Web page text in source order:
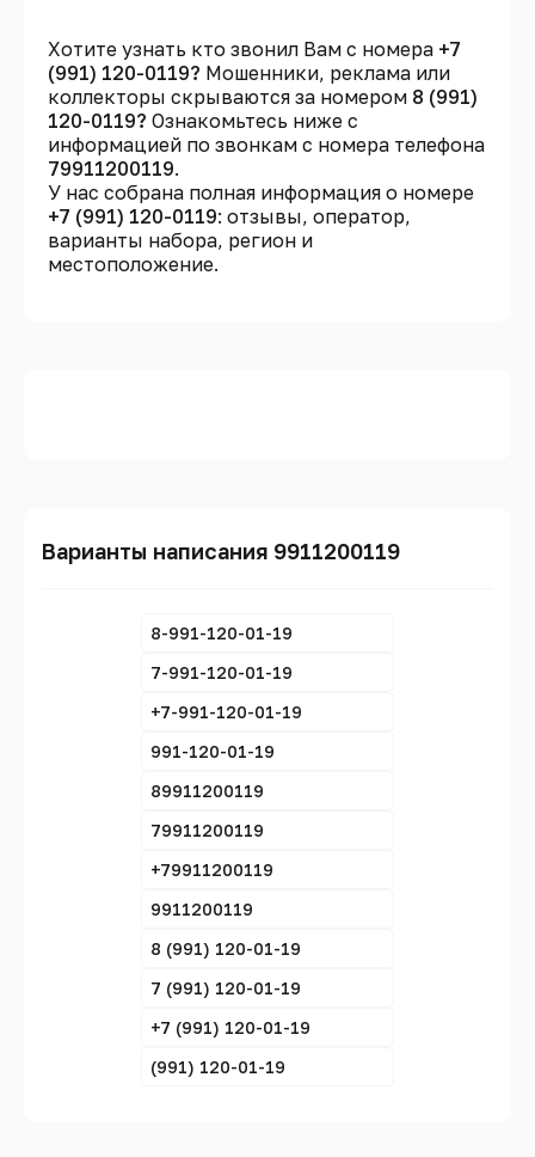
Хотите узнать кто звонил Вам с номера +7
(991) 120-0119? Мошенники, реклама или
коллекторы скрываются за номером 8 (991)
120-0119? Ознакомьтесь ниже с
информацией по звонкам с номера телефона
79911200119.
У нас собрана полная информация о номере
+7 (991) 120-0119: отзывы, оператор,
варианты набора, регион и
местоположение.
Варианты написания 9911200119
8-991-120-01-19
7-991-120-01-19
+7-991-120-01-19
991-120-01-19
89911200119
79911200119
+79911200119
9911200119
8 (991) 120-01-19
7 (991) 120-01-19
+7 (991) 120-01-19
(991) 120-01-19